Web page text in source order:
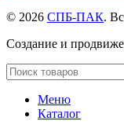
© 2026 СПБ-ПАК.
Создание и
Меню
Каталог